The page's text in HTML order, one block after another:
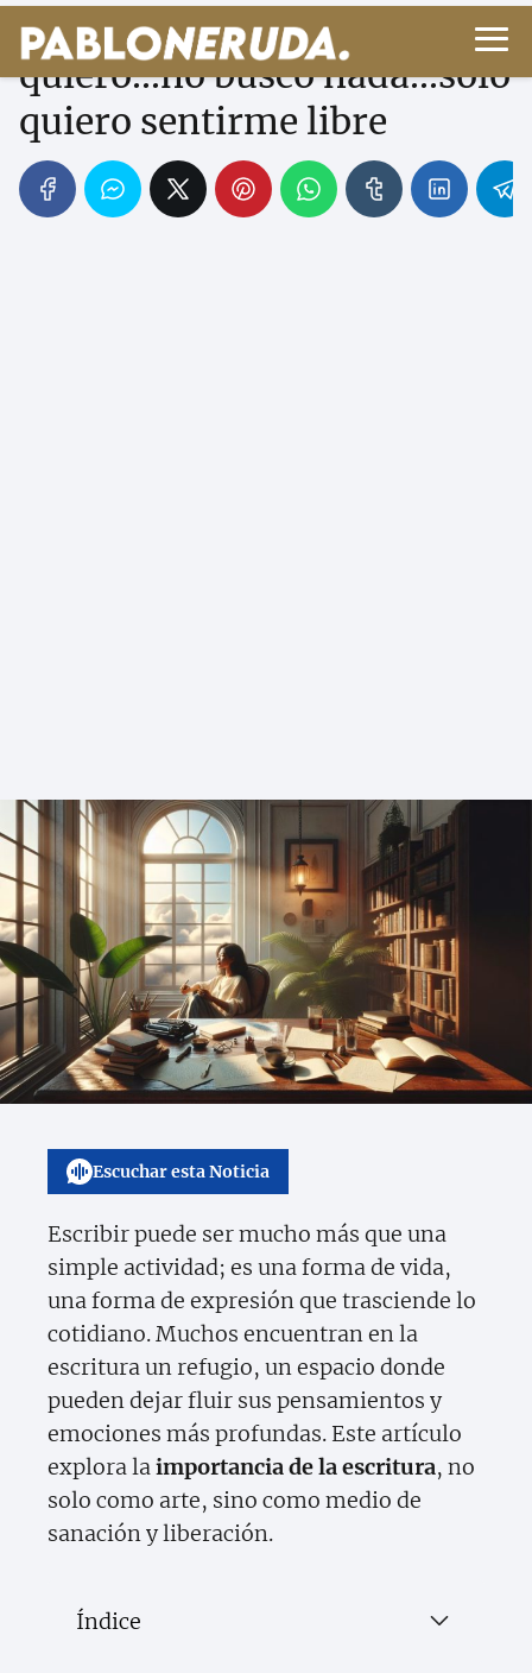
Poema yo escribo porque
quiero...no busco nada...solo
quiero sentirme libre
Escuchar esta Noticia
Escribir puede ser mucho más que una
simple actividad; es una forma de vida,
una forma de expresión que trasciende lo
cotidiano. Muchos encuentran en la
escritura un refugio, un espacio donde
pueden dejar fluir sus pensamientos y
emociones más profundas. Este artículo
explora laimportancia de la escritura, no
solo como arte, sino como medio de
sanación y liberación.
Índice